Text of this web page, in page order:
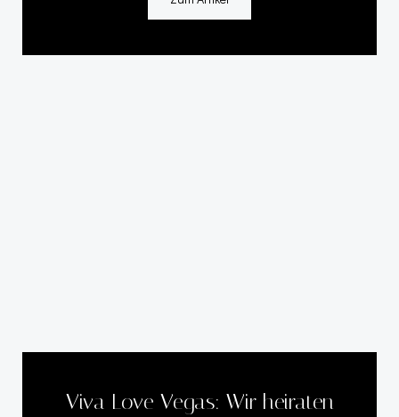
Viva Love Vegas: Wir heiraten